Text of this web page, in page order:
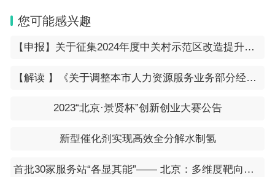
您可能感兴趣
【申报】关于征集2024年度中关村示范区改造提升存量空间资金支持项目的通知
【解读 】《关于调整本市人力资源服务业务部分经办政策有关问题的通知》
2023“北京·景贤杯”创新创业大赛公告
新型催化剂实现高效全分解水制氢
首批30家服务站“各显其能”—— 北京：多维度靶向赋能专精特新企业